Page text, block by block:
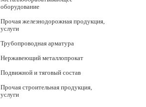
оборудование
Прочая железнодорожная продукция,
услуги
Трубопроводная арматура
Нержавеющий металлопрокат
Подвижной и тяговый состав
Прочая строительная продукция,
услуги